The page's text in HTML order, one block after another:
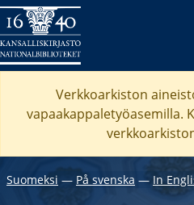
Verkkoarkiston
vapaakappaletyöasemilla.
Suomeksi ― På svenska ― In